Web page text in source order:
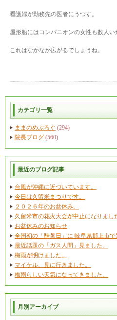
看護婦が勤務先の医者にうつす。
屋形船にはコンパニオンの女性も数人い
これはなかなか広がるでしょうね。
カテゴリ一覧
ままのめぶろぐ (294)
院長ブログ (560)
最近のブログ記事
台風が沖縄に近づいています。
今日は久留米まつりです。
２０２６年のお盆休み。
久留米市の花火大会が中止になりまし
お盆休みのお知らせ
全国初の「酷暑日」に 岐阜県郡上市で
最近話題の「ガス人間」見ました。
梅雨が明けました。
マイケル、見に行きました。
梅雨らしい天気になってきました。
月別アーカイブ